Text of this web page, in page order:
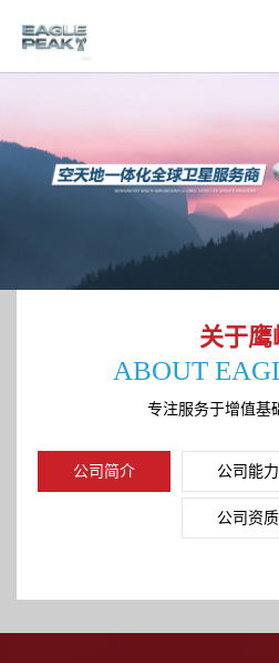
关于鹰
ABOUT
专注服务于增值基
公司简介 公司能力
公司资质